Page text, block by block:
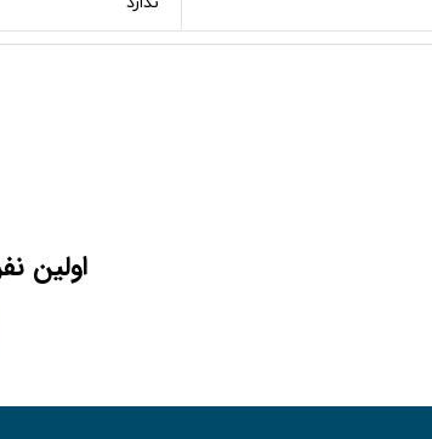
اولین